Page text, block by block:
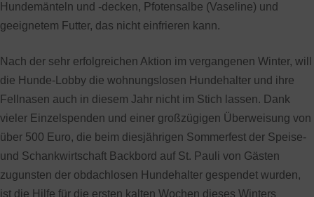
Hundemänteln und -decken, Pfotensalbe (Vaseline) und
geeignetem Futter, das nicht einfrieren kann.
Nach der sehr erfolgreichen Aktion im vergangenen Winter, will
die Hunde-Lobby die wohnungslosen Hundehalter und ihre
Fellnasen auch in diesem Jahr nicht im Stich lassen. Dank
vieler Einzelspenden und einer großzügigen Überweisung von
über 500 Euro, die beim diesjährigen Sommerfest der Speise-
und Schankwirtschaft Backbord auf St. Pauli von Gästen
zugunsten der obdachlosen Hundehalter gespendet wurden,
ist die Hilfe für die ersten kalten Wochen dieses Winters